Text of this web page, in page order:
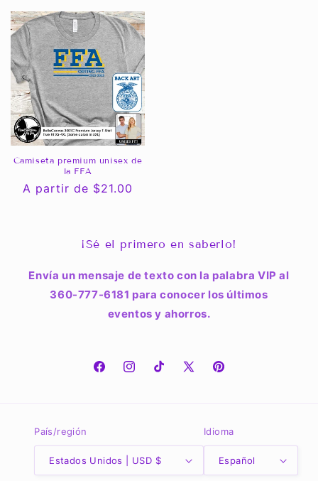
Camiseta premium unisex de
la FFA
Precio
A partir de $21.00
¡Sé el primero en saberlo!
Envía un mensaje de texto con la palabra VIP al
360-777-6181 para conocer los últimos
eventos y ahorros.
FacebookInstagramTikTokX
Pinterest
País/región
Estados Unidos | USD $
Idioma
Español